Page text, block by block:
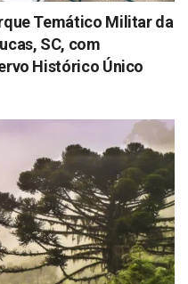
Temático Militar da
SC, com
Histórico Único